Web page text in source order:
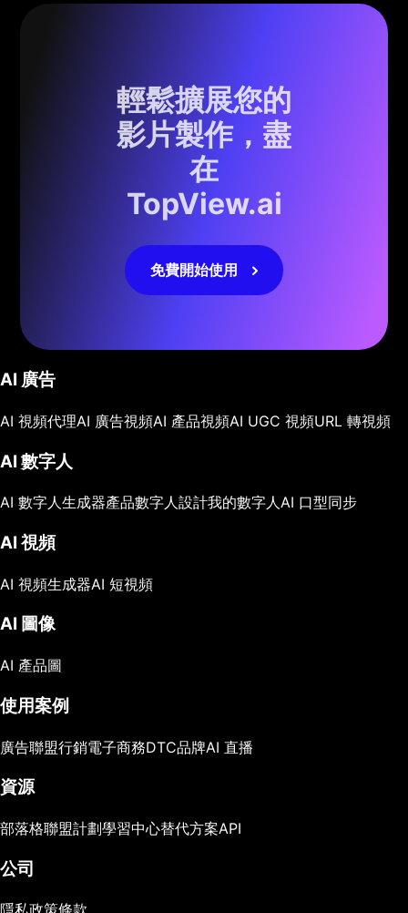
輕鬆擴展您的
影片製作，盡
在
TopView.ai
免費開始使用
AI 廣告
AI 視頻代理AI 廣告視頻AI 產品視頻AI UGC 視頻URL 轉視頻
AI 數字人
AI 數字人生成器產品數字人設計我的數字人AI 口型同步
AI 視頻
AI 視頻生成器AI 短視頻
AI 圖像
AI 產品圖
使用案例
廣告聯盟行銷電子商務DTC品牌AI 直播
資源
部落格聯盟計劃學習中心替代方案API
公司